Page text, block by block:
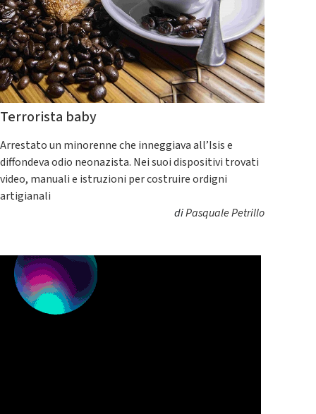
Terrorista baby
Arrestato un minorenne che inneggiava all’Isis e
diffondeva odio neonazista. Nei suoi dispositivi trovati
video, manuali e istruzioni per costruire ordigni
artigianali
diPasquale Petrillo